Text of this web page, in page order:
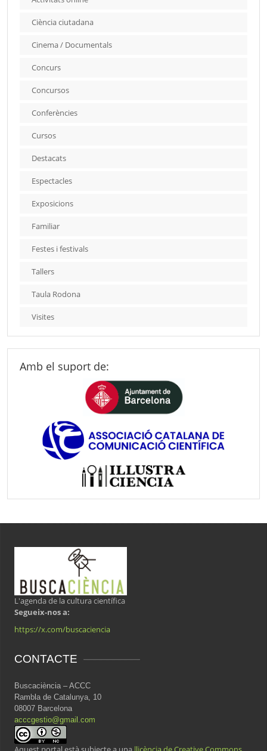
Ciència ciutadana
Cinema / Documentals
Concurs
Concursos
Conferències
Cursos
Destacats
Espectacles
Exposicions
Familiar
Festes i festivals
Tallers
Taula Rodona
Visites
Amb el suport de:
L'agenda de la cultura científica
Segueix-nos a:
https://x.com/buscaciencia
CONTACTE
Buscaciència – ACCC
Rambla de Catalunya, 10
08007 Barcelona
acccgestio@gmail.com